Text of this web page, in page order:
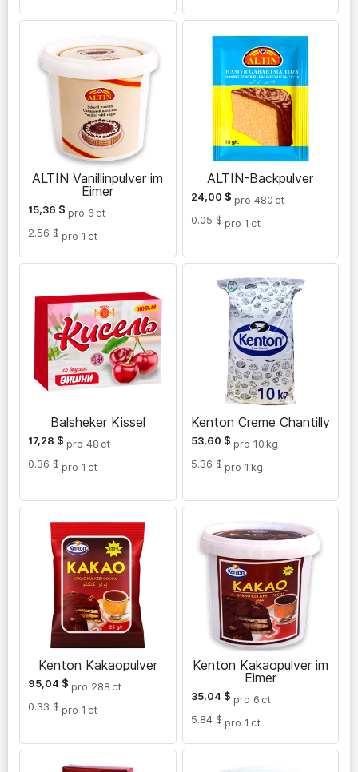
ALTIN Vanillinpulver im
Eimer
15,36 $ pro 6 ct
2.56 $ pro 1 ct
ALTIN-Backpulver
24,00 $ pro 480 ct
0.05 $ pro 1 ct
Balsheker Kissel
17,28 $ pro 48 ct
0.36 $ pro 1 ct
Kenton Creme Chantilly
53,60 $ pro 10 kg
5.36 $ pro 1 kg
Kenton Kakaopulver
95,04 $ pro 288 ct
0.33 $ pro 1 ct
Kenton Kakaopulver im
Eimer
35,04 $ pro 6 ct
5.84 $ pro 1 ct